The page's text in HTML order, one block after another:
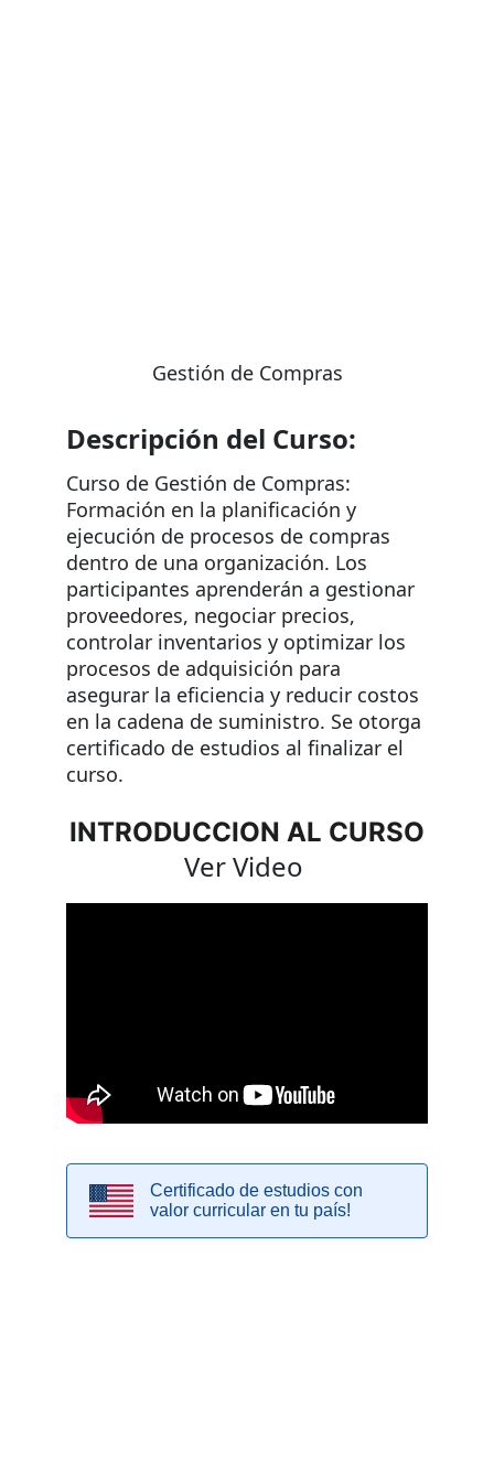
Gestión de Compras
Curso de Gestión de Compras:
Formación en la planificación y
ejecución de procesos de compras
dentro de una organización. Los
participantes aprenderán a gestionar
proveedores, negociar precios,
controlar inventarios y optimizar los
procesos de adquisición para
asegurar la eficiencia y reducir costos
en la cadena de suministro. Se otorga
certificado de estudios al finalizar el
curso.
Descripción del Curso:
INTRODUCCION AL CURSO
Ver Video